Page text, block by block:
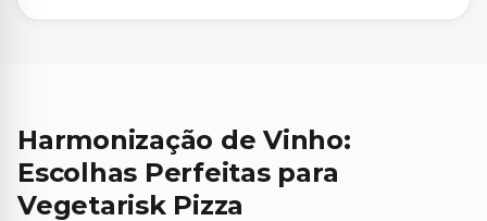
Harmonização de Vinho:
Escolhas Perfeitas para
Vegetarisk Pizza